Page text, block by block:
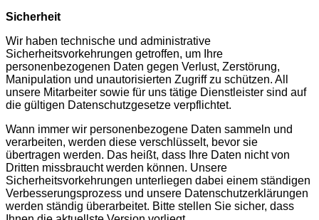
Sicherheit
Wir haben technische und administrative
Sicherheitsvorkehrungen getroffen, um Ihre
personenbezogenen Daten gegen Verlust, Zerstörung,
Manipulation und unautorisierten Zugriff zu schützen. All
unsere Mitarbeiter sowie für uns tätige Dienstleister sind auf
die gültigen Datenschutzgesetze verpflichtet.
Wann immer wir personenbezogene Daten sammeln und
verarbeiten, werden diese verschlüsselt, bevor sie
übertragen werden. Das heißt, dass Ihre Daten nicht von
Dritten missbraucht werden können. Unsere
Sicherheitsvorkehrungen unterliegen dabei einem ständigen
Verbesserungsprozess und unsere Datenschutzerklärungen
werden ständig überarbeitet. Bitte stellen Sie sicher, dass